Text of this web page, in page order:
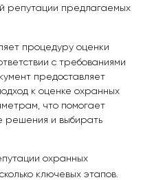
репутации предлагаемых
процедуру оценки
с требованиями
предоставляет
к оценке охранных
что помогает
решения и выбирать
охранных
ключевых этапов.